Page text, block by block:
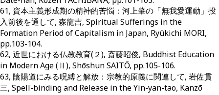
61, 資本主義形成期の精神的苦悩：河上肇の「無我愛運動」投
入前後を通して, 森龍吉, Spiritual Sufferings in the
Formation Period of Capitalism in Japan, Ryūkichi MORI,
pp.103-104.
62, 近世における仏教教育(２), 斎藤昭俊, Buddhist Education
in Modern Age (Ⅱ), Shōshun SAITŌ, pp.105-106.
63, 陰陽道にみる呪縛と解放：宗教的原義に関連して, 岩佐貫
三, Spell-binding and Release in the Yin-yan-tao, Kanzō